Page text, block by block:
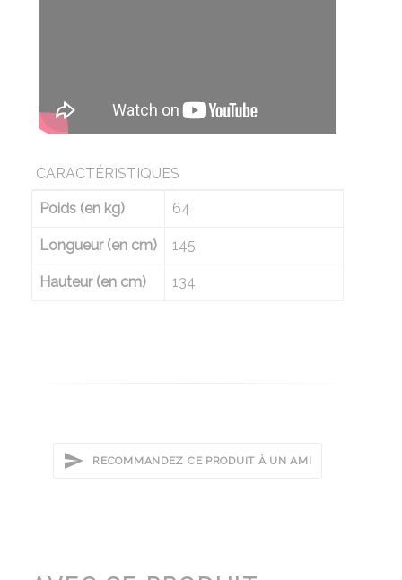
CARACTÉRISTIQUES
Poids (en kg) 64
Longueur (en cm) 145
Hauteur (en cm) 134
RECOMMANDEZ CE PRODUIT À UN AMI